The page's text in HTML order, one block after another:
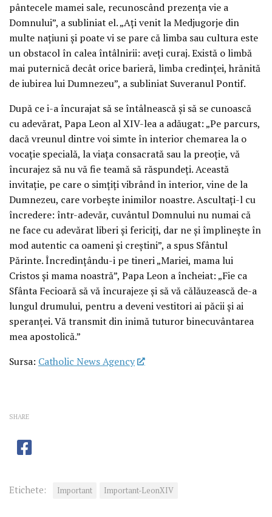
pântecele mamei sale, recunoscând prezența vie a
Domnului”, a subliniat el. „Ați venit la Medjugorje din
multe națiuni și poate vi se pare că limba sau cultura este
un obstacol în calea întâlnirii: aveți curaj. Există o limbă
mai puternică decât orice barieră, limba credinței, hrănită
de iubirea lui Dumnezeu”, a subliniat Suveranul Pontif.
După ce i-a încurajat să se întâlnească și să se cunoască
cu adevărat, Papa Leon al XIV-lea a adăugat: „Pe parcurs,
dacă vreunul dintre voi simte în interior chemarea la o
vocație specială, la viața consacrată sau la preoție, vă
încurajez să nu vă fie teamă să răspundeți. Această
invitație, pe care o simțiți vibrând în interior, vine de la
Dumnezeu, care vorbește inimilor noastre. Ascultați-l cu
încredere: într-adevăr, cuvântul Domnului nu numai că
ne face cu adevărat liberi și fericiți, dar ne și împlinește în
mod autentic ca oameni și creștini”, a spus Sfântul
Părinte. Încredințându-i pe tineri „Mariei, mama lui
Cristos și mama noastră”, Papa Leon a încheiat: „Fie ca
Sfânta Fecioară să vă încurajeze și să vă călăuzească de-a
lungul drumului, pentru a deveni vestitori ai păcii și ai
speranței. Vă transmit din inimă tuturor binecuvântarea
mea apostolică.”
Sursa: Catholic News Agency
SHARE
Etichete: Important Important-LeonXIV